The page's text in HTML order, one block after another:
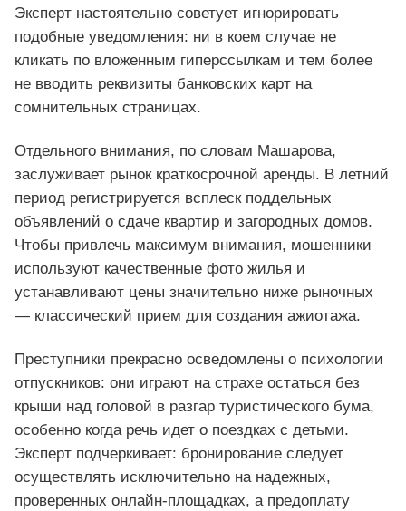
Эксперт настоятельно советует игнорировать
подобные уведомления: ни в коем случае не
кликать по вложенным гиперссылкам и тем более
не вводить реквизиты банковских карт на
сомнительных страницах.
Отдельного внимания, по словам Машарова,
заслуживает рынок краткосрочной аренды. В летний
период регистрируется всплеск поддельных
объявлений о сдаче квартир и загородных домов.
Чтобы привлечь максимум внимания, мошенники
используют качественные фото жилья и
устанавливают цены значительно ниже рыночных
— классический прием для создания ажиотажа.
Преступники прекрасно осведомлены о психологии
отпускников: они играют на страхе остаться без
крыши над головой в разгар туристического бума,
особенно когда речь идет о поездках с детьми.
Эксперт подчеркивает: бронирование следует
осуществлять исключительно на надежных,
проверенных онлайн-площадках, а предоплату